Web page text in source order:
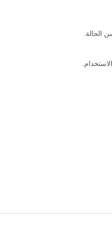
الحالة.